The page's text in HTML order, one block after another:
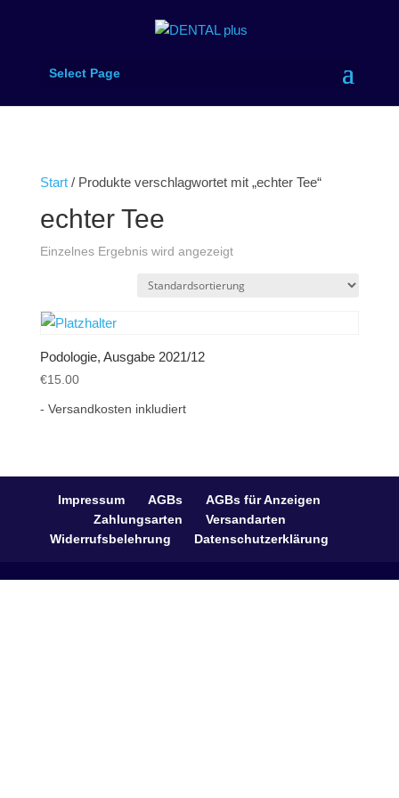
Select Page
Start/ Produkte verschlagwortet mit „echter Tee“
echter Tee
Einzelnes Ergebnis wird angezeigt
Podologie, Ausgabe 2021/12
€15.00
- Versandkosten inkludiert
Impressum AGBs
AGBs für Anzeigen
Zahlungsarten
Versandarten
Widerrufsbelehrung
Datenschutzerklärung